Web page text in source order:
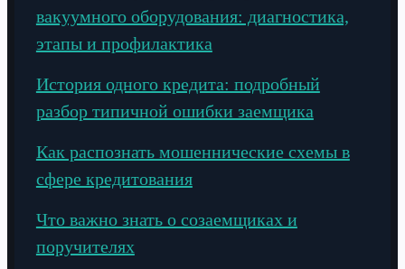
вакуумного оборудования: диагностика,
этапы и профилактика
История одного кредита: подробный
разбор типичной ошибки заемщика
Как распознать мошеннические схемы в
сфере кредитования
Что важно знать о созаемщиках и
поручителях